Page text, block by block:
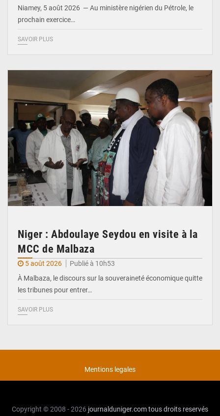
Niamey, 5 août 2026 — Au ministère nigérien du Pétrole, le
prochain exercice…
SAVOIR PLUS
Niger : Abdoulaye Seydou en visite à la
MCC de Malbaza
5 août 2026
Publié à 10h53
À Malbaza, le discours sur la souveraineté économique quitte
les tribunes pour entrer…
SAVOIR PLUS
Mentions legales
Copyright © 2008 - 2026 journalduniger.comtous droits reservés